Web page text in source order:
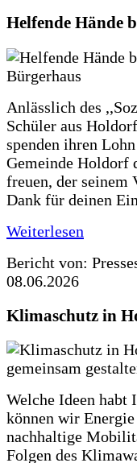
Helfende Hände
Anlässlich des
Schüler aus
spenden ihren
Gemeinde Holdorf
freuen, der seinem
Dank für deinen
Weiterlesen
Bericht von:
08.06.2026
Klimaschutz in
Welche Ideen
können wir Energie
nachhaltige
Folgen des